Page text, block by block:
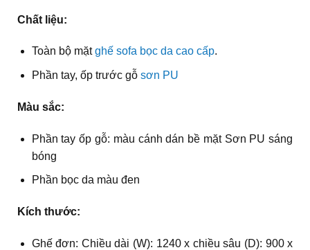
Chất liệu:
Toàn bộ mặtghế sofa bọc da cao cấp.
Phần tay, ốp trước gỗ sơn PU
Màu sắc:
Phần tay ốp gỗ: màu cánh dán bề mặt Sơn PU sáng
bóng
Phần bọc da màu đen
Kích thước:
Ghế đơn: Chiều dài (W): 1240 x chiều sâu (D): 900 x